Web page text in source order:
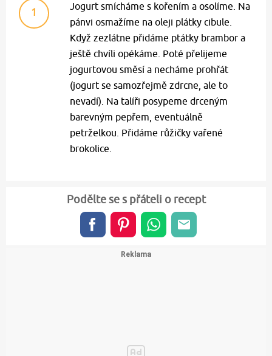
1
Jogurt smícháme s kořením a osolíme. Na
pánvi osmažíme na oleji plátky cibule.
Když zezlátne přidáme ptátky brambor a
ještě chvíli opékáme. Poté přelijeme
jogurtovou směsí a necháme prohřát
(jogurt se samozřejmě zdrcne, ale to
nevadí). Na talíři posypeme drceným
barevným pepřem, eventuálně
petrželkou. Přidáme růžičky vařené
brokolice.
Podělte se s přáteli o recept